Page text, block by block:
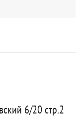
6/20 стр.2